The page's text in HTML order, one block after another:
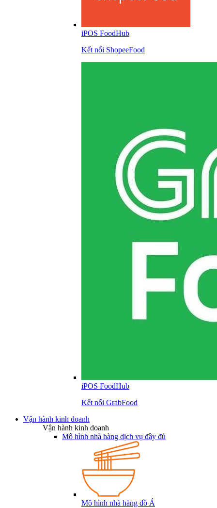
iPOS FoodHub
Kết nối ShopeeFood
iPOS FoodHub
Kết nối GrabFood
Vận hành kinh doanh
Vận hành kinh doanh
Mô hình nhà hàng dịch vụ đầy đủ
Mô hình nhà hàng đồ Á